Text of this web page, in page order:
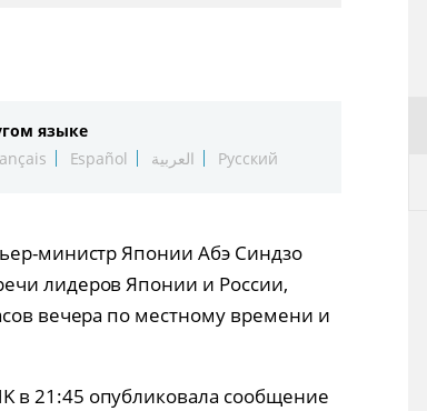
языке
Español العربية Русский
министр Японии Абэ Синдзо
лидеров Японии и России,
вечера по местному времени и
в 21:45 опубликовала сообщение